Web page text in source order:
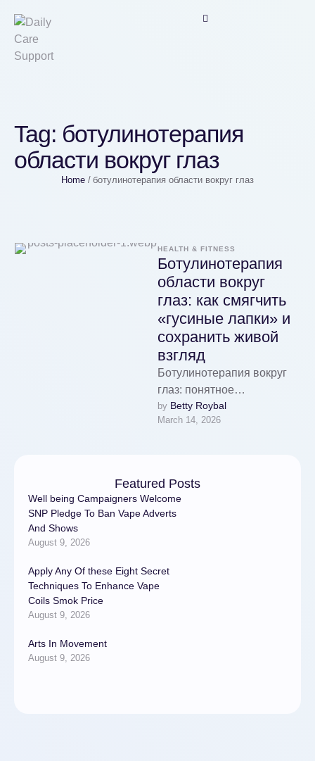
Tag: ботулинотерапия
области вокруг глаз
Home / ботулинотерапия области вокруг глаз
HEALTH & FITNESS
Ботулинотерапия
области вокруг
глаз: как смягчить
«гусиные лапки» и
сохранить живой
взгляд
Ботулинотерапия вокруг
глаз: понятное
объяснениеБотулинотерап
ия области вокруг глаз —
избыточную …
by Betty Roybal
March 14, 2026
Featured Posts
Well being Campaigners Welcome
SNP Pledge To Ban Vape Adverts
And Shows
August 9, 2026
Apply Any Of these Eight Secret
Techniques To Enhance Vape
Coils Smok Price
August 9, 2026
Arts In Movement
August 9, 2026